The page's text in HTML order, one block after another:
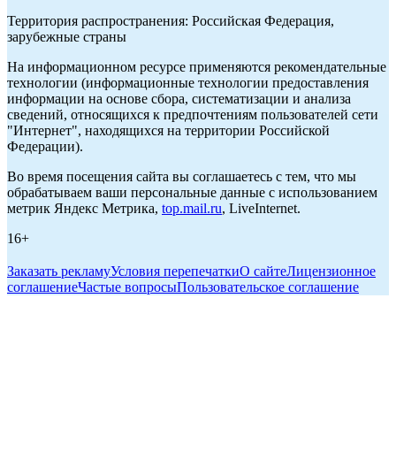
Территория распространения: Российская Федерация,
зарубежные страны
На информационном ресурсе применяются рекомендательные
технологии (информационные технологии предоставления
информации на основе сбора, систематизации и анализа
сведений, относящихся к предпочтениям пользователей сети
"Интернет", находящихся на территории Российской
Федерации).
Во время посещения сайта вы соглашаетесь с тем, что мы
обрабатываем ваши персональные данные с использованием
метрик Яндекс Метрика, top.mail.ru, LiveInternet.
16+
Заказать рекламуУсловия перепечаткиО сайтеЛицензионное
соглашениеЧастые вопросыПользовательское соглашение